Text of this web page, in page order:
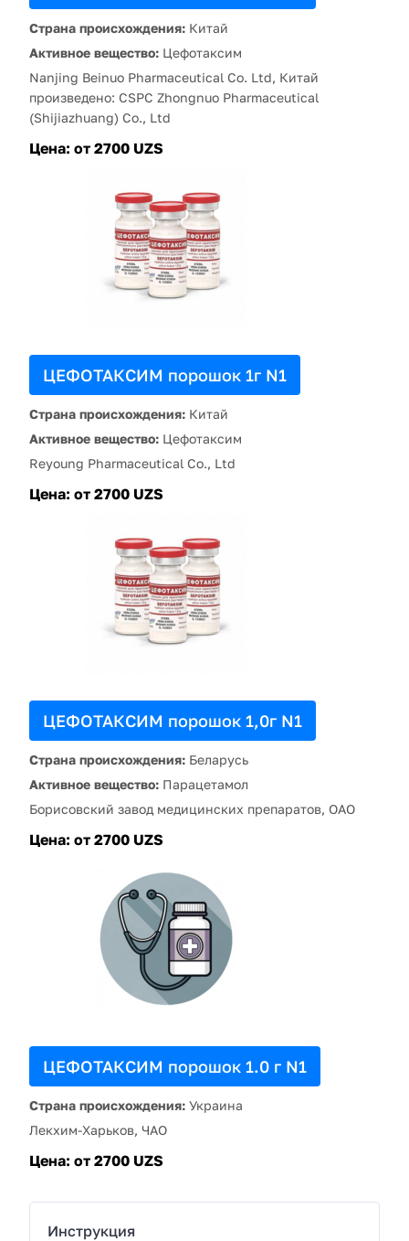
Страна происхождения: Китай
Активное вещество: Цефотаксим
Nanjing Beinuo Pharmaceutical Co. Ltd, Китай
произведено: CSPC Zhongnuo Pharmaceutical
(Shijiazhuang) Co., Ltd
Цена: от 2700 UZS
ЦЕФОТАКСИМ порошок 1г N1
Страна происхождения: Китай
Активное вещество: Цефотаксим
Reyoung Pharmaceutical Co., Ltd
Цена: от 2700 UZS
ЦЕФОТАКСИМ порошок 1,0г N1
Страна происхождения: Беларусь
Активное вещество: Парацетамол
Борисовский завод медицинских препаратов, ОАО
Цена: от 2700 UZS
ЦЕФОТАКСИМ порошок 1.0 г N1
Страна происхождения: Украина
Лекхим-Харьков, ЧАО
Цена: от 2700 UZS
Инструкция